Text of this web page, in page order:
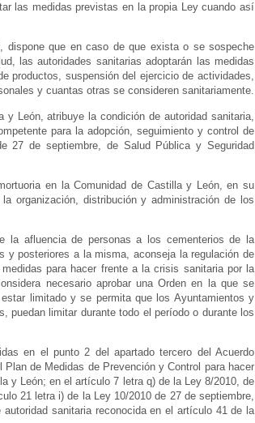
las medidas previstas en la propia Ley cuando así
dispone que en caso de que exista o se sospeche
las autoridades sanitarias adoptarán las medidas
productos, suspensión del ejercicio de actividades,
y cuantas otras se consideren sanitariamente.
León, atribuye la condición de autoridad sanitaria,
para la adopción, seguimiento y control de
27 de septiembre, de Salud Pública y Seguridad
en la Comunidad de Castilla y León, en su
organización, distribución y administración de los
la afluencia de personas a los cementerios de la
posteriores a la misma, aconseja la regulación de
para hacer frente a la crisis sanitaria por la
necesario aprobar una Orden en la que se
limitado y se permita que los Ayuntamientos y
puedan limitar durante todo el período o durante los
en el punto 2 del apartado tercero del Acuerdo
de Medidas de Prevención y Control para hacer
y León; en el artículo 7 letra q) de la Ley 8/2010, de
21 letra i) de la Ley 10/2010 de 27 de septiembre,
sanitaria reconocida en el artículo 41 de la